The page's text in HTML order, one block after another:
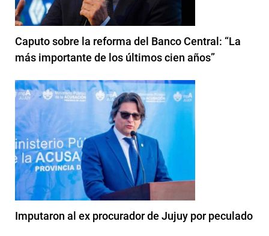
Caputo sobre la reforma del Banco Central: “La
más importante de los últimos cien años”
Imputaron al ex procurador de Jujuy por peculado